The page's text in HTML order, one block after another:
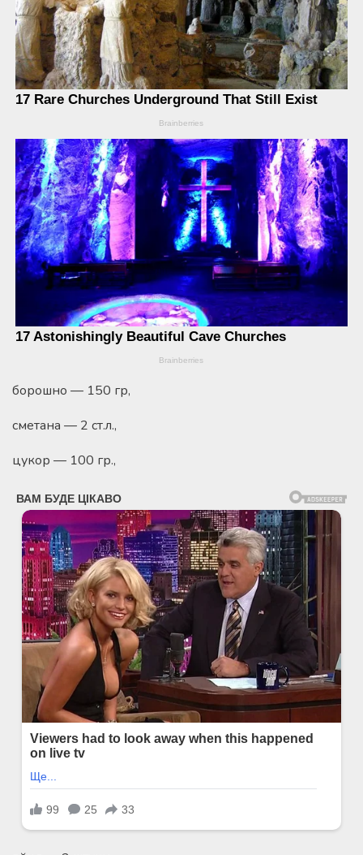
борошно — 150 гр,
сметана — 2 ст.л.,
цукор — 100 гр.,